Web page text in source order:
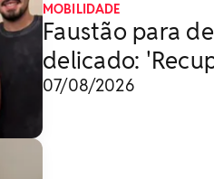
MOBILIDADE
Faustão para
delicado:
07/08/2026